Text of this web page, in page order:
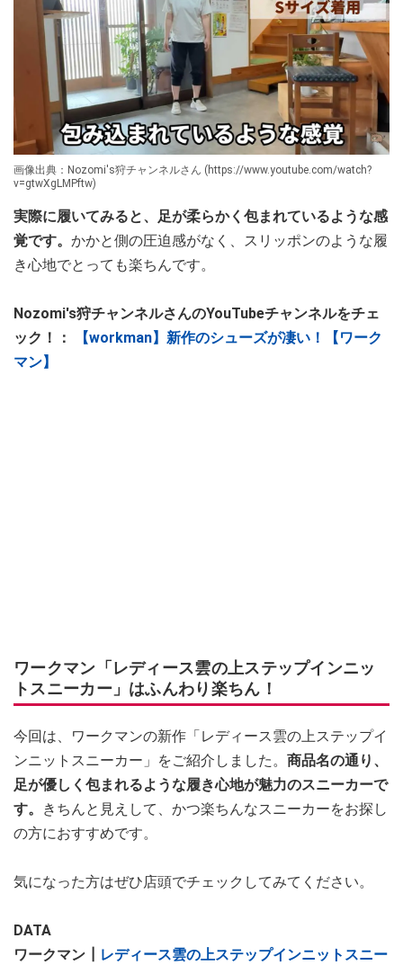
画像出典：Nozomi's狩チャンネルさん (https://www.youtube.com/watch?
v=gtwXgLMPftw)
実際に履いてみると、足が柔らかく包まれているような感
覚です。 かかと側の圧迫感がなく、スリッポンのような履
き心地でとっても楽ちんです。
Nozomi's狩チャンネルさんのYouTubeチャンネルをチェ
ック！：
【workman】新作のシューズが凄い！【ワーク
マン】
ワークマン「レディース雲の上ステップインニッ
トスニーカー」はふんわり楽ちん！
今回は、ワークマンの新作「レディース雲の上ステップイ
ンニットスニーカー」をご紹介しました。 商品名の通り、
足が優しく包まれるような履き心地が魅力のスニーカーで
す。
きちんと見えして、かつ楽ちんなスニーカーをお探し
の方におすすめです。
気になった方はぜひ店頭でチェックしてみてください。
DATA
ワークマン┃
レディース雲の上ステップインニットスニー